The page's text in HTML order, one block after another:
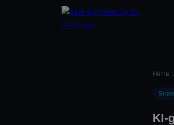
Home
KI-